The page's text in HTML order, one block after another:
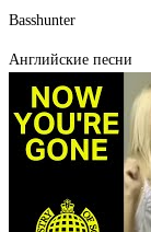
Basshunter
Английские песни